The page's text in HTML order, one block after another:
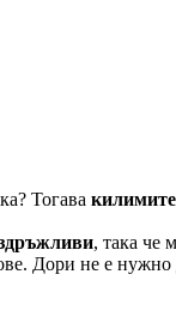
Тогава
, така че
Дори не е